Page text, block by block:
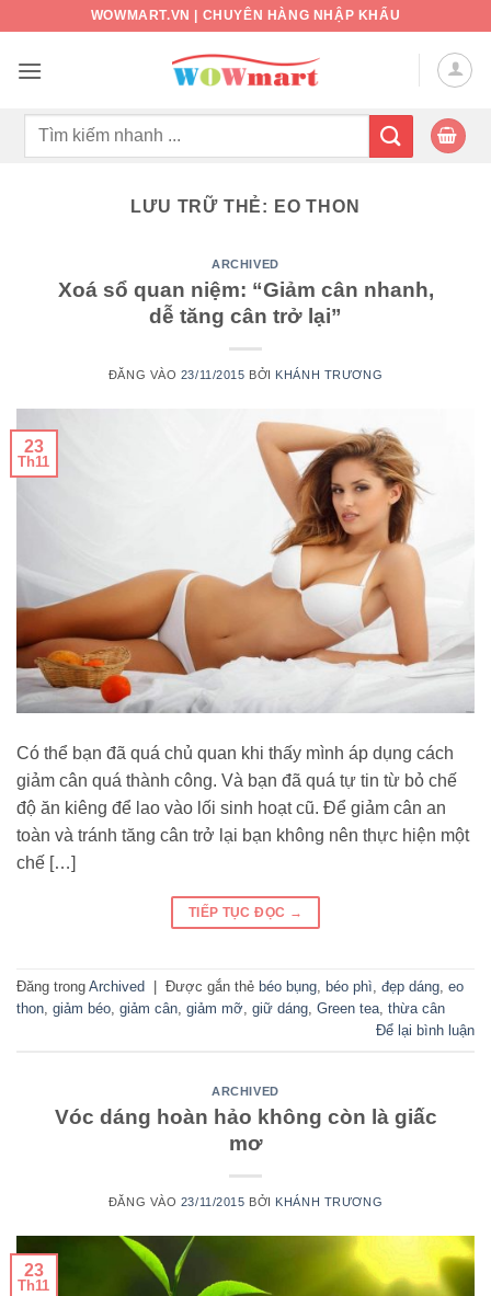
nội
WOWMART.VN | CHUYÊN HÀNG NHẬP KHẨU
Tìm
LƯU TRỮ THẺ: EO THON
ARCHIVED
Xoá sổ quan niệm: “Giảm cân nhanh,
dễ tăng cân trở lại”
ĐĂNG VÀO 23/11/2015 BỞI KHÁNH TRƯƠNG
23
Th11
Có thể bạn đã quá chủ quan khi thấy mình áp dụng cách
giảm cân quá thành công. Và bạn đã quá tự tin từ bỏ chế
độ ăn kiêng để lao vào lối sinh hoạt cũ. Để giảm cân an
toàn và tránh tăng cân trở lại bạn không nên thực hiện một
chế […]
TIẾP TỤC ĐỌC →
Đăng trong Archived Được gắn thẻ béo bụng, béo phì, đẹp dáng, eo
thon, giảm béo, giảm cân, giảm mỡ, giữ dáng, Green tea, thừa cân
Để lại bình luận
ARCHIVED
Vóc dáng hoàn hảo không còn là giấc
mơ
ĐĂNG VÀO 23/11/2015 BỞI KHÁNH TRƯƠNG
23
Th11